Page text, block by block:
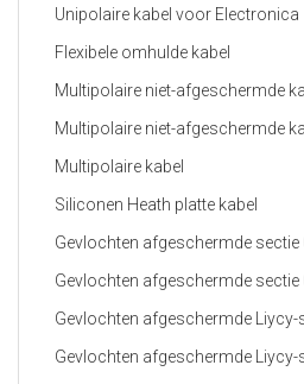
Unipolaire kabel voor Electronica
Flexibele omhulde kabel
Multipolaire niet-afgeschermde
Multipolaire niet-afgeschermde
Multipolaire kabel
Siliconen Heath platte kabel
Gevlochten afgeschermde sectie
Gevlochten afgeschermde sectie
Gevlochten afgeschermde Liycy-
Gevlochten afgeschermde Liycy-